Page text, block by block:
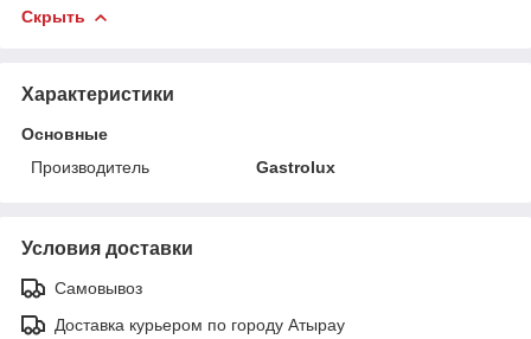
Скрыть
Характеристики
Основные
Производитель
Gastrolux
Условия доставки
Самовывоз
Доставка курьером по городу Атырау